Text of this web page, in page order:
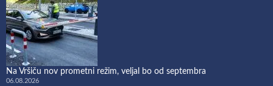
Na Vršiču nov prometni režim, veljal bo od septembra
06.08.2026